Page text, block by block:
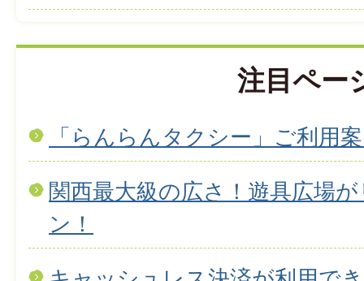
注目ペー
「らんらんタクシー」ご利用
関西最大級の広さ！遊具広場
ン！